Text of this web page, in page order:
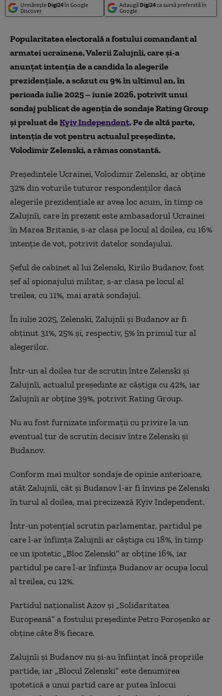
Urmărește Digi24în Google
Discover
Adaugă Digi24ca sursă preferată în
Google
Popularitatea electorală a fostului comandant al
armatei ucrainene, Valerii Zalujnîi, care și-a
anunțat intenția de a candida la alegerile
prezidențiale, a scăzut cu 9% în ultimul an, în
perioada iulie 2025 – iunie 2026, potrivit unui
sondaj publicat de agenția de sondaje Rating Group
și preluat deKyiv Independent. Pe de altă parte,
intenția de vot pentru actualul președinte,
Volodimir Zelenski, a rămas constantă.
Președintele Ucrainei, Volodimir Zelenski, ar obține
32% din voturile tuturor respondenților dacă
alegerile prezidențiale ar avea loc acum, în timp ce
Zalujnîi, care în prezent este ambasadorul Ucrainei
în Marea Britanie, s-ar clasa pe locul al doilea, cu 16%
intenție de vot, potrivit datelor sondajului.
Șeful de cabinet al lui Zelenski, Kirilo Budanov, fost
șef al spionajului militar, s-ar clasa pe locul al
treilea, cu 11%, mai arată sondajul.
În iulie 2025, Zelenski, Zalujnîi și Budanov ar fi
obținut 31%, 25% și, respectiv, 5% în primul tur al
alegerilor.
Într-un al doilea tur de scrutin între Zelenski și
Zalujnîi, actualul președinte ar câștiga cu 42%, iar
Zalujnîi ar obține 39%, potrivit Rating Group.
Nu au fost furnizate informații cu privire la un
eventual tur de scrutin decisiv între Zelenski și
Budanov.
Conform mai multor sondaje de opinie anterioare,
atât Zalujnîi, cât și Budanov l-ar fi învins pe Zelenski
în turul al doilea, mai precizează Kyiv Independent.
Într-un potențial scrutin parlamentar, partidul pe
care l-ar înființa Zalujnîi ar câștiga cu 18%, în timp
ce un ipotetic „Bloc Zelenski” ar obține 16%, iar
partidul pe care l-ar înființa Budanov ar ocupa locul
al treilea, cu 12%.
Partidul naționalist Azov și „Solidaritatea
Europeană” a fostului președinte Petro Poroșenko ar
obține câte 8% fiecare.
Zalujnîi și Budanov nu și-au înființat încă propriile
partide, iar „Blocul Zelenski” este denumirea
ipotetică a unui partid care ar putea înlocui